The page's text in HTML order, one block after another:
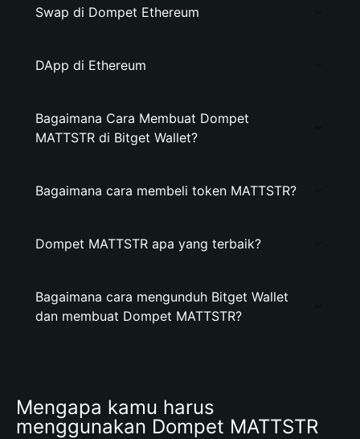
Swap di Dompet Ethereum
DApp di Ethereum
Bagaimana Cara Membuat Dompet
MATTSTR di Bitget Wallet?
Bagaimana cara membeli token MATTSTR?
Dompet MATTSTR apa yang terbaik?
Bagaimana cara mengunduh Bitget Wallet
dan membuat Dompet MATTSTR?
Mengapa kamu harus
menggunakan Dompet MATTSTR